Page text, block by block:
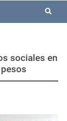
sociales en